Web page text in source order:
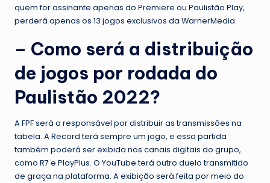
quem for assinante apenas do Premiere ou Paulistão Play,
perderá apenas os 13 jogos exclusivos da WarnerMedia.
– Como será a distribuição
de jogos por rodada do
Paulistão 2022?
A FPF será a responsável por distribuir as transmissões na
tabela. A Record terá sempre um jogo, e essa partida
também poderá ser exibida nos canais digitais do grupo,
como R7 e PlayPlus. O YouTube terá outro duelo transmitido
de graça na plataforma. A exibição será feita por meio do